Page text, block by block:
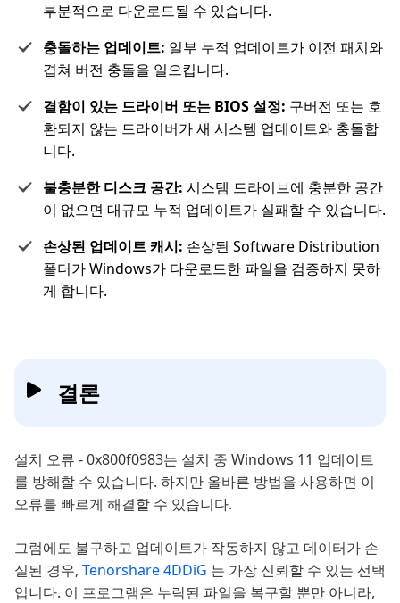
부분적으로 다운로드될 수 있습니다.
충돌하는 업데이트: 일부 누적 업데이트가 이전 패치와
겹쳐 버전 충돌을 일으킵니다.
결함이 있는 드라이버 또는 BIOS 설정: 구버전 또는 호
환되지 않는 드라이버가 새 시스템 업데이트와 충돌합
니다.
불충분한 디스크 공간: 시스템 드라이브에 충분한 공간
이 없으면 대규모 누적 업데이트가 실패할 수 있습니다.
손상된 업데이트 캐시: 손상된 Software Distribution
폴더가 Windows가 다운로드한 파일을 검증하지 못하
게 합니다.
결론
설치 오류 - 0x800f0983는 설치 중 Windows 11 업데이트
를 방해할 수 있습니다. 하지만 올바른 방법을 사용하면 이
오류를 빠르게 해결할 수 있습니다.
그럼에도 불구하고 업데이트가 작동하지 않고 데이터가 손
실된 경우, Tenorshare 4DDiG 는 가장 신뢰할 수 있는 선택
입니다. 이 프로그램은 누락된 파일을 복구할 뿐만 아니라,